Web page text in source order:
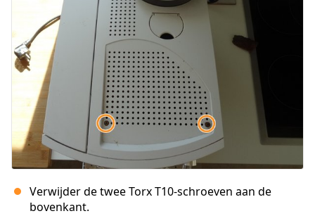
Annuleren Plaats opmerking
Verwijder de twee Torx T10-schroeven aan de
bovenkant.